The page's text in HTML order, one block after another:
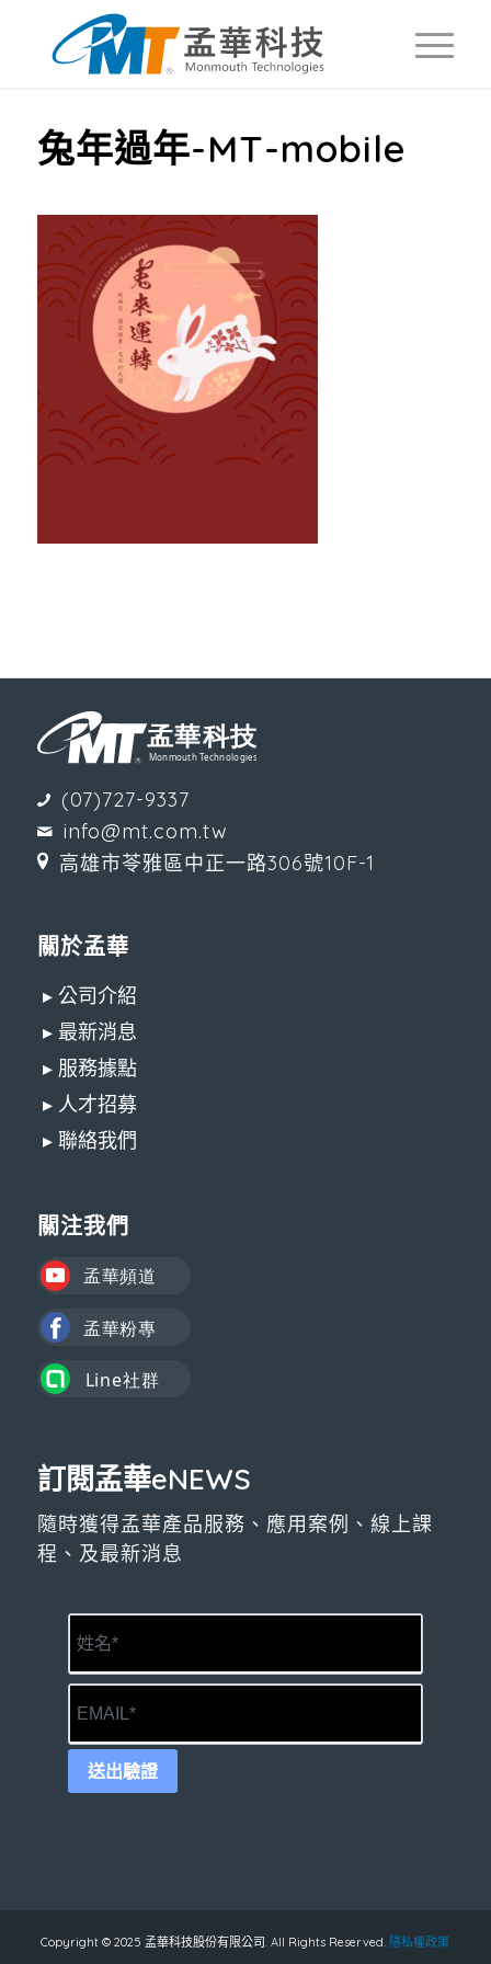
兔年過年-MT-mobile
(07)727-9337
info@mt.com.tw
高雄市苓雅區中正一路306號10F-1
關於孟華
▸ 公司介紹
▸ 最新消息
▸ 服務據點
▸ 人才招募
▸ 聯絡我們
關注我們
訂閱孟華eNEWS
隨時獲得孟華產品服務、應用案例、線上課
程、及最新消息
送出驗證
Copyright © 2025 孟華科技股份有限公司. All Rights Reserved. 隱私權政策